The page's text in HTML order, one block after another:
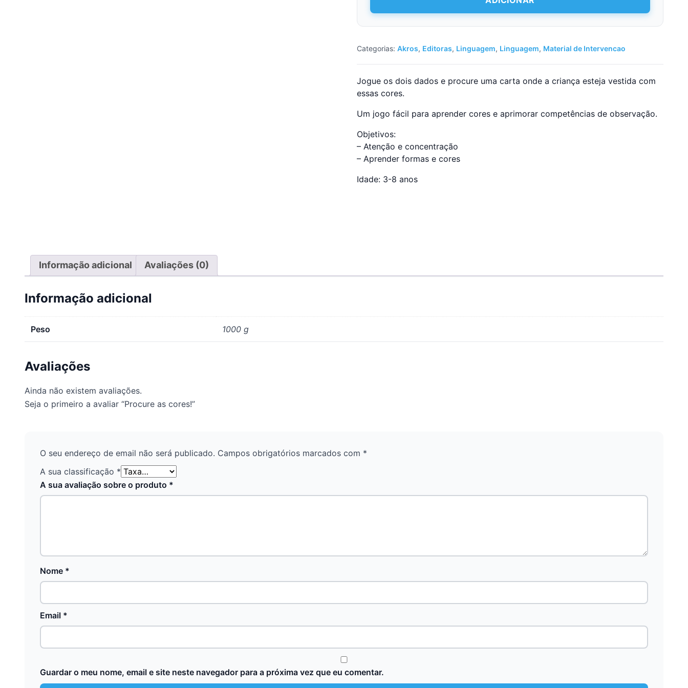
cores!
Categorias: Akros, Editoras, Linguagem, Linguagem, Material de Intervencao
Jogue os dois dados e procure uma carta onde a criança esteja vestida com
essas cores.
Um jogo fácil para aprender cores e aprimorar competências de observação.
Objetivos:
– Atenção e concentração
– Aprender formas e cores
Idade: 3-8 anos
Informação adicional Avaliações (0)
Informação adicional
Peso 1000 g
Avaliações
Ainda não existem avaliações.
Seja o primeiro a avaliar “Procure as cores!”
O seu endereço de email não será publicado. Campos obrigatórios marcados com *
A sua classificação *
A sua avaliação sobre o produto *
Nome *
Email *
Guardar o meu nome, email e site neste navegador para a próxima vez que eu comentar.